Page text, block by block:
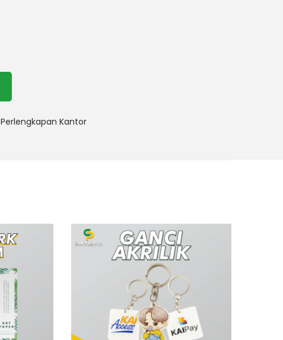
Perlengkapan Kantor